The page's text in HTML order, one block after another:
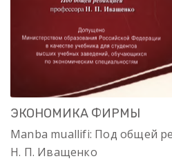
ЭКОНОМИКА ФИРМЫ
Manba muallifi: Под общей
Н. П. Иващенко